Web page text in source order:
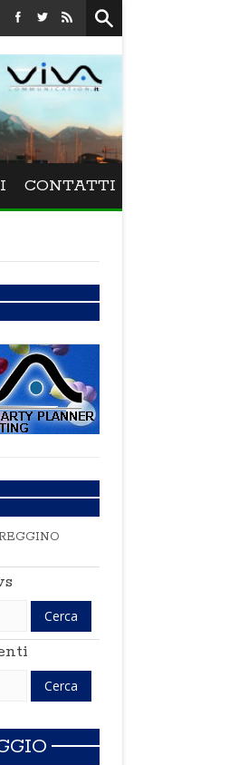
- La direttrice lucchese Beatrice Venezi
CONTATTI